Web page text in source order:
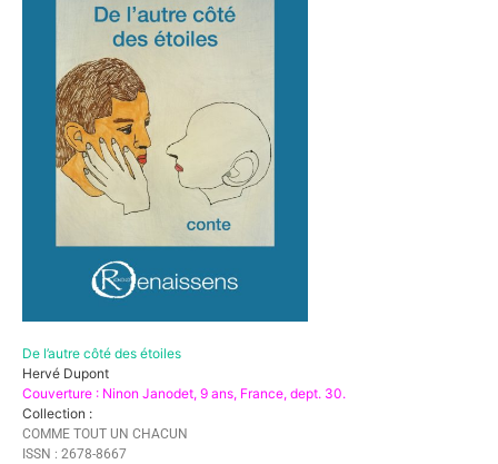
De l’autre côté des étoiles
Hervé Dupont
Couverture : Ninon Janodet, 9 ans, France, dept. 30.
Collection :
COMME TOUT UN CHACUN
ISSN : 2678-8667